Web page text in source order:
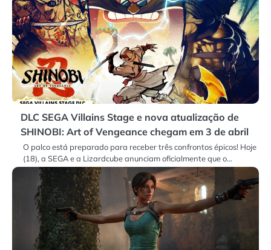
DLC SEGA Villains Stage e nova atualização de
SHINOBI: Art of Vengeance chegam em 3 de abril
O palco está preparado para receber três confrontos épicos! Hoje
(18), a SEGA e a Lizardcube anunciam oficialmente que o…